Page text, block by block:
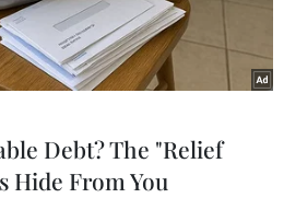
đô thị lớn chưa từng có.
Debt? The "Relief
Hide From You